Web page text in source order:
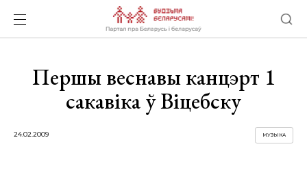
Першы веснавы канцэрт 1
сакавіка ў Віцебску
24.02.2009 МУЗЫКА